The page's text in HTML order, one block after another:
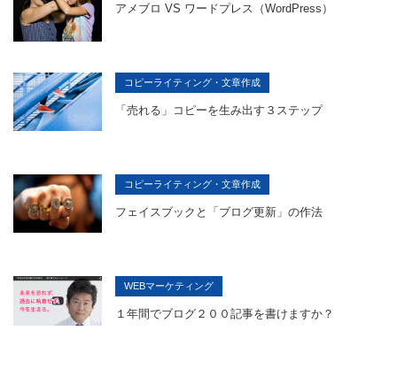
アメブロ VS ワードプレス（WordPress）
コピーライティング・文章作成
「売れる」コピーを生み出す３ステップ
コピーライティング・文章作成
フェイスブックと「ブログ更新」の作法
WEBマーケティング
１年間でブログ２００記事を書けますか？